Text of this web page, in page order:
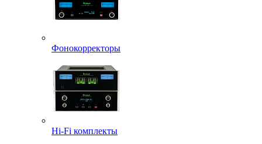
Фонокорректоры
Hi-Fi комплекты